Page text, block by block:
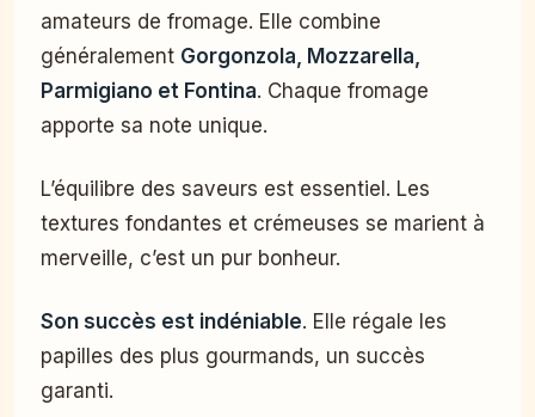
amateurs de fromage. Elle combine
généralement Gorgonzola, Mozzarella,
Parmigiano et Fontina. Chaque fromage
apporte sa note unique.
L’équilibre des saveurs est essentiel. Les
textures fondantes et crémeuses se marient à
merveille, c’est un pur bonheur.
Son succès est indéniable. Elle régale les
papilles des plus gourmands, un succès
garanti.